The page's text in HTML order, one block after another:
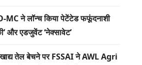
MC ने लॉन्च किया पेटेंटेड फफूंदनाशी
और एडजुवेंट ‘नेक्सावेट’
खाद्य तेल बेचने पर FSSAI ने AWL Agri